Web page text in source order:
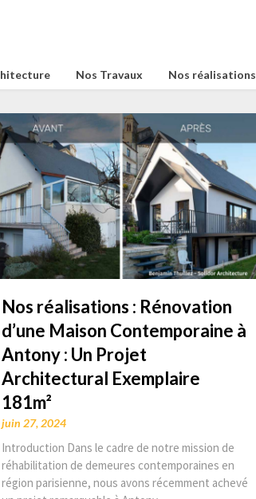
Nos Travaux Nos réalisations
Nos réalisations : Rénovation
d’une Maison Contemporaine à
Antony : Un Projet
Architectural Exemplaire
181m²
juin 27, 2024
Introduction Dans le cadre de notre mission de
réhabilitation de demeures contemporaines en
région parisienne, nous avons récemment achevé